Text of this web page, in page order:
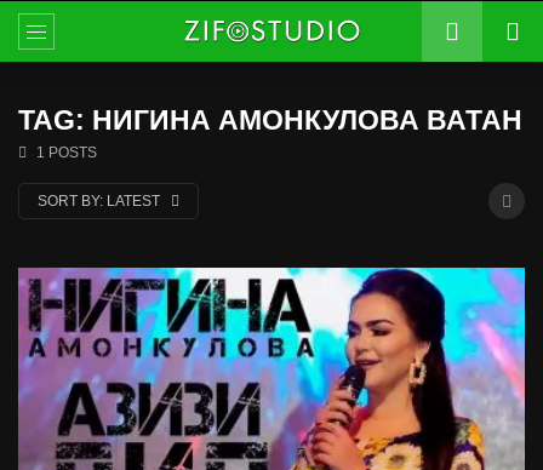
TAG: НИГИНА АМОНКУЛОВА ВАТАН
1 POSTS
SORT BY: LATEST